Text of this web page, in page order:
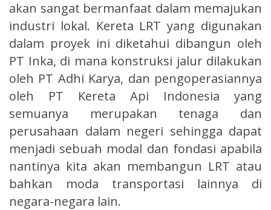
akan sangat bermanfaat dalam memajukan
industri lokal. Kereta LRT yang digunakan
dalam proyek ini diketahui dibangun oleh
PT Inka, di mana konstruksi jalur dilakukan
oleh PT Adhi Karya, dan pengoperasiannya
oleh PT Kereta Api Indonesia yang
semuanya merupakan tenaga dan
perusahaan dalam negeri sehingga dapat
menjadi sebuah modal dan fondasi apabila
nantinya kita akan membangun LRT atau
bahkan moda transportasi lainnya di
negara-negara lain.